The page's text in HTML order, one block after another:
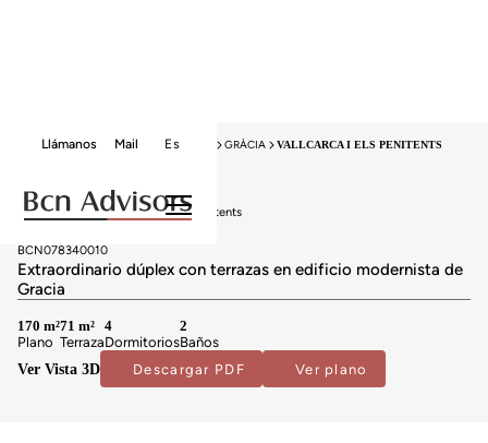
Mail
Llámanos Es
HOME VENTA PISOS BARCELONA GRÀCIA VALLCARCA I ELS PENITENTS
Ver Vista 3D Descargar PDF Ver plano
Pisos en venta en Vallcarca i els Penitents
BCN078340010
Extraordinario dúplex con terrazas en edificio modernista de
Gracia
170 m²
Plano
71 m²
Terraza
4
Dormitorios
2
Baños